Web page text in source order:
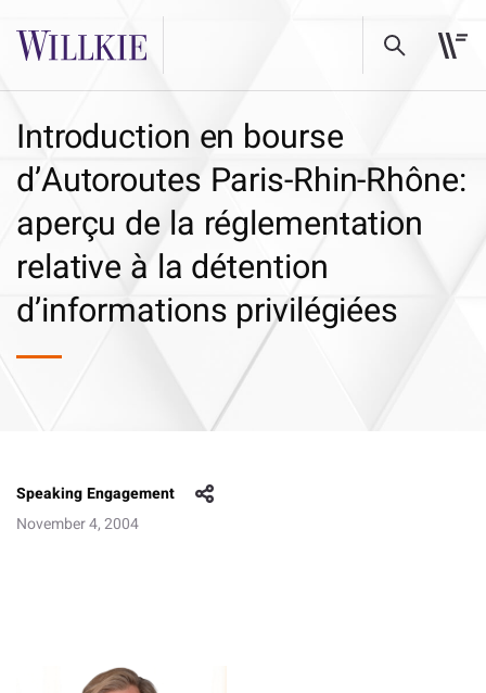
Introduction en bourse
d’Autoroutes Paris-Rhin-Rhône:
aperçu de la réglementation
relative à la détention
d’informations privilégiées
Speaking Engagement
November 4, 2004